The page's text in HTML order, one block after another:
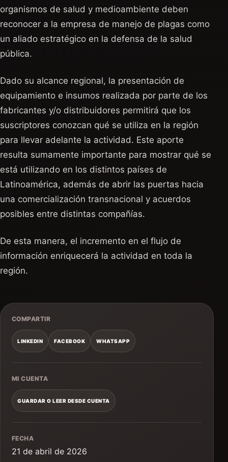
organismos de salud y medioambiente deben
reconocer a la empresa de manejo de plagas como
un aliado estratégico en la defensa de la salud
pública.
Dado su alcance regional, la presentación de
equipamiento e insumos realizada por parte de los
fabricantes y/o distribuidores permitirá que los
suscriptores conozcan qué se utiliza en la región
para llevar adelante la actividad. Este aporte
resulta sumamente importante para mostrar qué se
está utilizando en los distintos países de
Latinoamérica, además de abrir las puertas hacia
una comercialización transnacional y acuerdos
posibles entre distintas compañías.
De esta manera, el incremento en el flujo de
información enriquecerá la actividad en toda la
región.
COMPARTIR
LINKEDIN FACEBOOK WHATSAPP
MI CUENTA
GUARDAR O LEER DESDE CUENTA
FECHA
21 de abril de 2026